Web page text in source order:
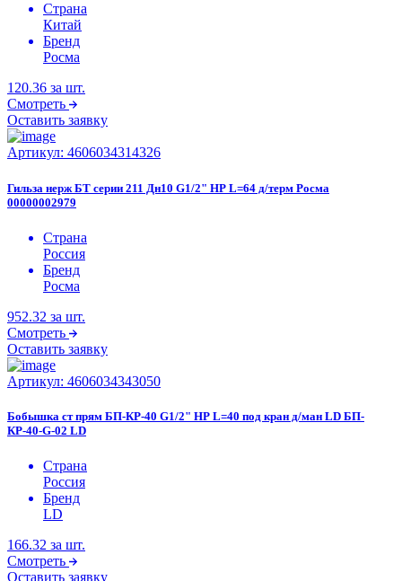
Страна
Китай
Бренд
Росма
120.36 за шт.
Смотреть
Оставить заявку
Артикул: 4606034314326
Гильза нерж БТ серии 211 Дн10 G1/2" НР L=64 д/терм Росма
00000002979
Страна
Россия
Бренд
Росма
952.32 за шт.
Смотреть
Оставить заявку
Артикул: 4606034343050
Бобышка ст прям БП-КР-40 G1/2" НР L=40 под кран д/ман LD БП-
КР-40-G-02 LD
Страна
Россия
Бренд
LD
166.32 за шт.
Смотреть
Оставить заявку